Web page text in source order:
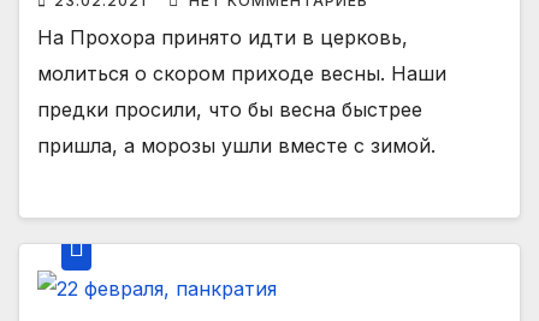
На Прохора принято идти в церковь,
молиться о скором приходе весны. Наши
предки просили, что бы весна быстрее
пришла, а морозы ушли вместе с зимой.